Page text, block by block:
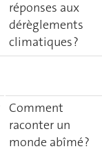
réponses aux
dérèglements
climatiques ?
Comment
raconter un
monde abîmé ?